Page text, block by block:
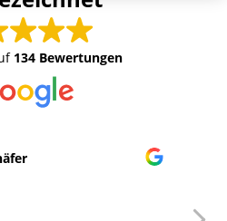
134 Bewertungen